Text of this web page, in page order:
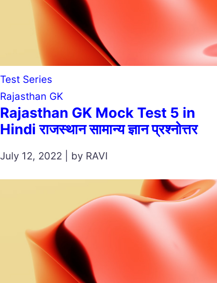
Test Series
Rajasthan GK
Rajasthan GK Mock Test 5 in
Hindi राजस्थान सामान्य ज्ञान प्रश्नोत्तर
July 12, 2022 | by RAVI